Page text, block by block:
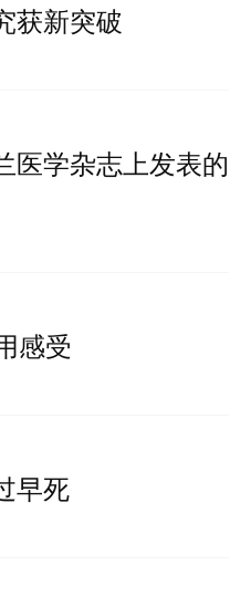
获新突破
医学杂志上发表的
感受
早死